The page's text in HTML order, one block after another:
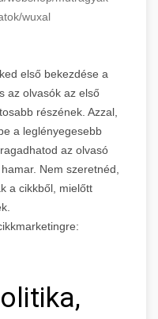
wuxal
első bekezdése a
az olvasók az első
részének. Azzal,
a leglényegesebb
az olvasó
Nem szeretnéd,
a cikkből, mielőtt